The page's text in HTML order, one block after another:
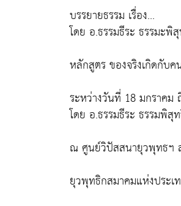
บรรยายธรรม เรื่อง...
โดย อ.ธรรมธีระ ธรรมะพิ
หลักสูตร ของจริงเกิดกับค
ระหว่างวันที่ 18 มกราคม
โดย อ.ธรรมธีระ ธรรมพิสุ
ณ ศูนย์วิปัสสนายุวพุทธฯ
ยุวพุทธิกสมาคมแห่งประ